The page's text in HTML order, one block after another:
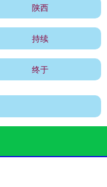
陕西
持续
终于